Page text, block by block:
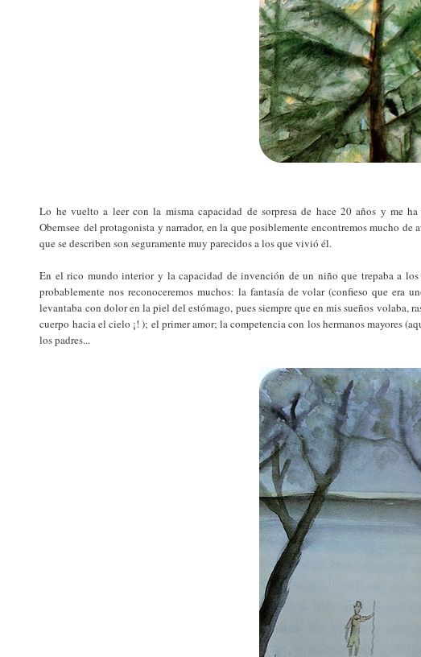
Lo he vuelto a leer con la misma capacidad de sorpresa de hace 20 años y me
Obernsee del protagonista y narrador, en la que posiblemente encontremos mucho
que se describen son seguramente muy parecidos a los que vivió él.
En el rico mundo interior y la capacidad de invención de un niño que trepaba a
probablemente nos reconoceremos muchos: la fantasía de volar (confieso que era
levantaba con dolor en la piel del estómago, pues siempre que en mis sueños volaba,
cuerpo hacia el cielo ¡! ); el primer amor; la competencia con los hermanos mayores
los padres...